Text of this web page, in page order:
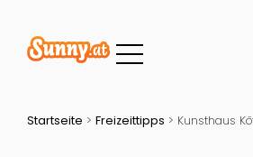
Startseite > Freizeittipps > Kunsthaus